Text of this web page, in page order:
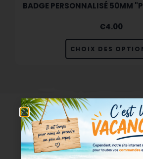
BADGE PERSONNALISÉ 50MM
€4.00
CHOIX DES